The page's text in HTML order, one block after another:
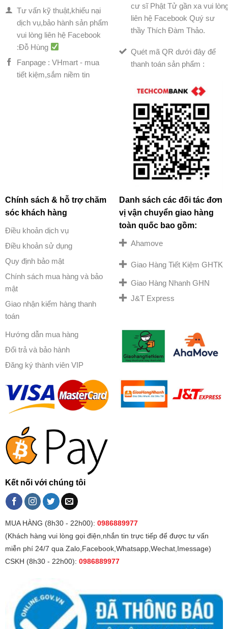
Tư vấn kỹ thuật,khiếu nại
dịch vụ,bảo hành sản phẩm
vui lòng liên hệ Facebook
:Đỗ Hùng
Fanpage : VHmart - mua
tiết kiệm,sắm niềm tin
cư sĩ Phật Tử gần xa vui
liên hệ Facebook Quý sư
thầy Thích Đàm Thảo.
Quét mã QR dưới đây để
thanh toán sản phẩm :
Chính sách & hỗ trợ chăm
sóc khách hàng
Điều khoản dịch vụ
Điều khoản sử dụng
Quy định bảo mật
Chính sách mua hàng và bảo
mật
Giao nhận kiểm hàng thanh
toán
Hướng dẫn mua hàng
Đổi trả và bảo hành
Đăng ký thành viên VIP
Danh sách các đối tác đơn
vị vận chuyển giao hàng
toàn quốc bao gồm:
Ahamove
Giao Hàng Tiết Kiệm GHTK
Giao Hàng Nhanh GHN
J&T Express
Kết nối với chúng tôi
MUA HÀNG (8h30 - 22h00): 0986889977
(Khách hàng vui lòng gọi điện,nhắn tin trực tiếp để được tư vấn
miễn phí 24/7 qua Zalo,Facebook,Whatsapp,Wechat,Imessage)
CSKH (8h30 - 22h00): 0986889977